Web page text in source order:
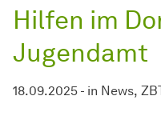
Hilfen im
Jugendamt
18.09.2025 - in News